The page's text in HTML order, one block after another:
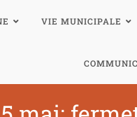
VIE MUNICIPALE